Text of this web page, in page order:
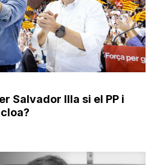
Salvador Illa si el PP i